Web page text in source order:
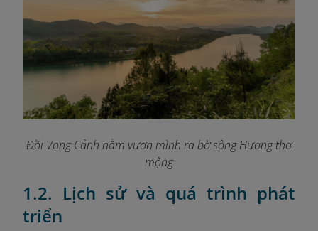
Đồi Vọng Cảnh nằm vươn mình ra bờ sông Hương thơ
mộng
1.2. Lịch sử và quá trình phát
triển